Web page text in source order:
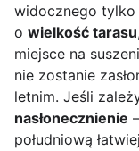
widocznego
o wielkość tarasu
miejsce na
nie zostanie
letnim. Jeśli
nasłonecznienie
południową